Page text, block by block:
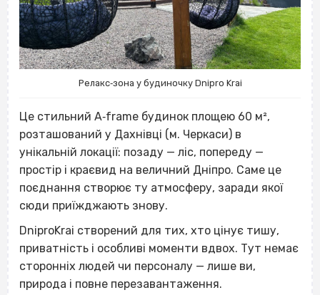
Релакс‐зона у будиночку Dnipro Krai
Це стильний A‐frame будинок площею 60 м²,
розташований у Дахнівці (м. Черкаси) в
унікальній локації: позаду — ліс, попереду —
простір і краєвид на величний Дніпро. Саме це
поєднання створює ту атмосферу, заради якої
сюди приїжджають знову.
DniproKrai створений для тих, хто цінує тишу,
приватність і особливі моменти вдвох. Тут немає
сторонніх людей чи персоналу — лише ви,
природа і повне перезавантаження.